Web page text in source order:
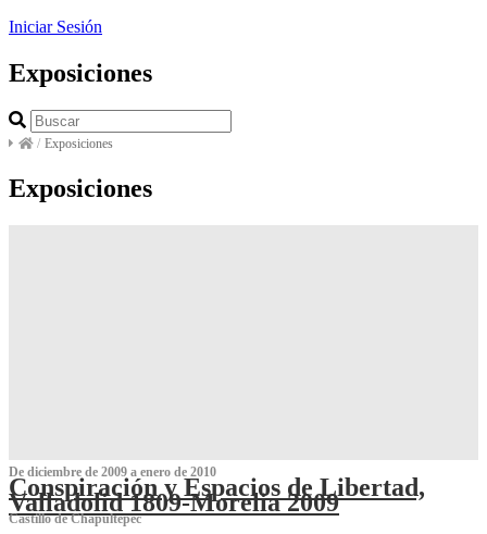
Iniciar Sesión
Exposiciones
/ Exposiciones
Exposiciones
De diciembre de 2009 a enero de 2010
Conspiración y Espacios de Libertad,
Valladolid 1809-Morelia 2009
Castillo de Chapultepec